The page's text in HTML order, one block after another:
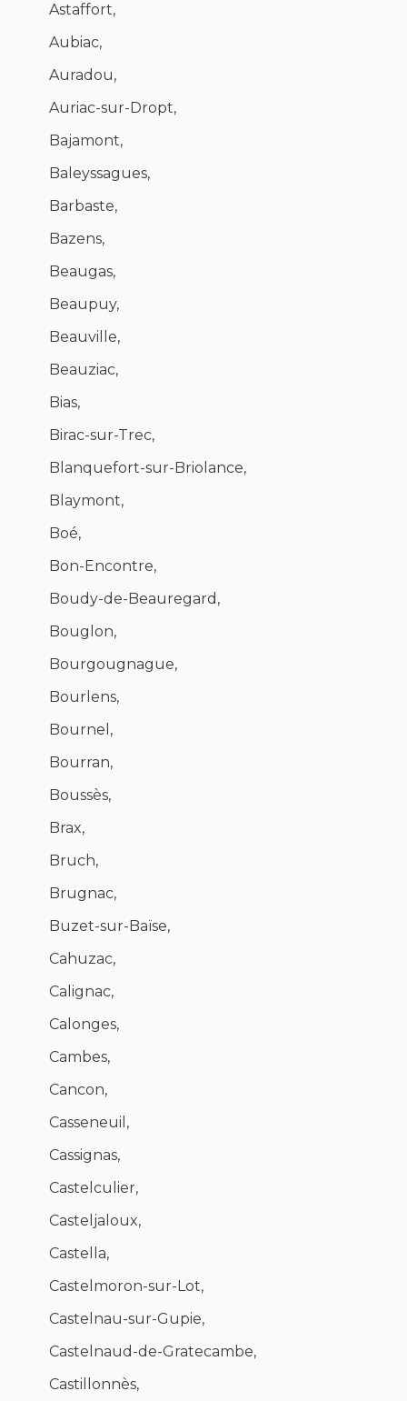
Astaffort,
Aubiac,
Auradou,
Auriac-sur-Dropt,
Bajamont,
Baleyssagues,
Barbaste,
Bazens,
Beaugas,
Beaupuy,
Beauville,
Beauziac,
Bias,
Birac-sur-Trec,
Blanquefort-sur-Briolance,
Blaymont,
Boé,
Bon-Encontre,
Boudy-de-Beauregard,
Bouglon,
Bourgougnague,
Bourlens,
Bournel,
Bourran,
Boussès,
Brax,
Bruch,
Brugnac,
Buzet-sur-Baïse,
Cahuzac,
Calignac,
Calonges,
Cambes,
Cancon,
Casseneuil,
Cassignas,
Castelculier,
Casteljaloux,
Castella,
Castelmoron-sur-Lot,
Castelnau-sur-Gupie,
Castelnaud-de-Gratecambe,
Castillonnès,